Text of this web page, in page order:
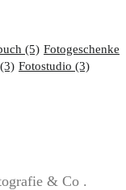
(5) Fotogeschenke
(3) Fotostudio (3)
& Co .